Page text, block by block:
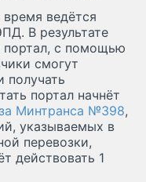
ведётся
В результате
портал, с помощью
смогут
получать
портал начнёт
Минтранса №398,
указываемых в
перевозки,
действовать 1